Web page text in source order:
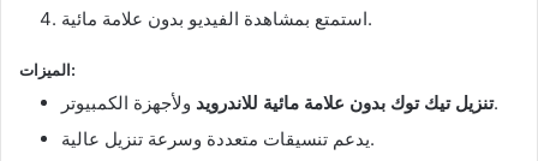
استمتع بمشاهدة الفيديو بدون علامة مائية.
الميزات:
تنزيل تيك توك بدون علامة مائية للاندرويدولأجهزة الكمبيوتر.
يدعم تنسيقات متعددة وسرعة تنزيل عالية.